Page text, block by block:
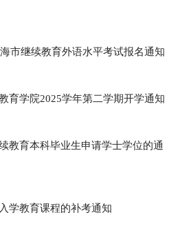
市继续教育外语水平考试报名通知
育学院2025学年第二学期开学通知
教育本科毕业生申请学士学位的通
学教育课程的补考通知